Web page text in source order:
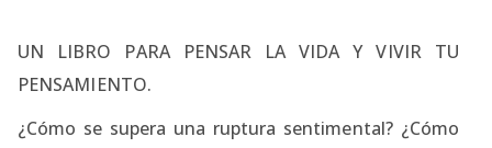
UN LIBRO PARA PENSAR LA VIDA Y VIVIR TU
PENSAMIENTO.
¿Cómo se supera una ruptura sentimental? ¿Cómo